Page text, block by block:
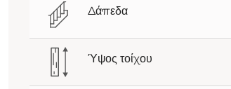
Δάπεδα
Ύψος τοίχου